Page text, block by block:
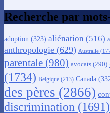
Recherche par
adoption (323) aliénation (516)
anthropologie (629) Australie
parentale (980) avocats (290)
(1734) Belgique (213) Canada
des pères (2866)
discrimination (1691)